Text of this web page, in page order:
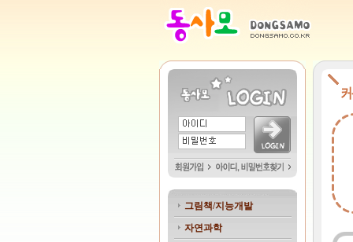
그림책/지능개발
자연과학